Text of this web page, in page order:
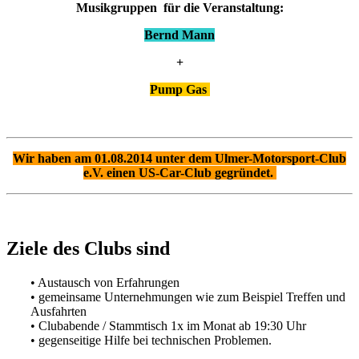
Musikgruppen für die Veranstaltung:
Bernd Mann
+
Pump Gas
Wir haben am 01.08.2014 unter dem Ulmer-Motorsport-Club
e.V. einen US-Car-Club gegründet.
Ziele des Clubs sind
• Austausch von Erfahrungen
• gemeinsame Unternehmungen wie zum Beispiel Treffen und
Ausfahrten
• Clubabende / Stammtisch 1x im Monat ab 19:30 Uhr
• gegenseitige Hilfe bei technischen Problemen.